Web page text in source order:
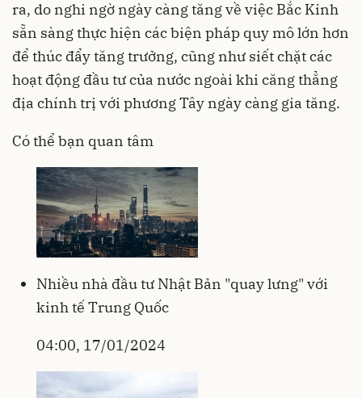
ra, do nghi ngờ ngày càng tăng về việc Bắc Kinh
sẵn sàng thực hiện các biện pháp quy mô lớn hơn
để thúc đẩy tăng trưởng, cũng như siết chặt các
hoạt động đầu tư của nước ngoài khi căng thẳng
địa chính trị với phương Tây ngày càng gia tăng.
Có thể bạn quan tâm
Nhiều nhà đầu tư Nhật Bản "quay lưng" với
kinh tế Trung Quốc
04:00, 17/01/2024